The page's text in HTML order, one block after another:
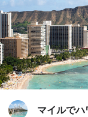
マイルでハ